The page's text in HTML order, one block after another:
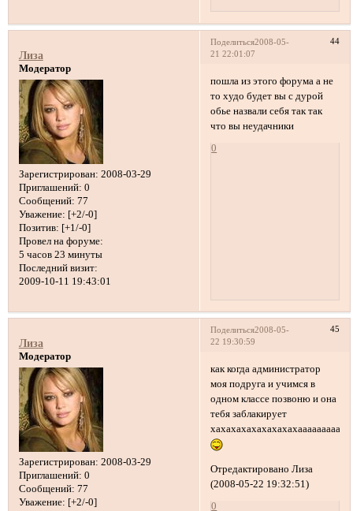
Поделиться 44
2008-05-
21 22:01:07
Лиза
Модератор
Зарегистрирован: 2008-03-29
Приглашений: 0
Сообщений: 77
Уважение: [+2/-0]
Позитив: [+1/-0]
Провел на форуме:
5 часов 23 минуты
Последний визит:
2009-10-11 19:43:01
пошла из этого форума а не
то худо будет вы с дурой
обье назвали себя так так
что вы неудачники
0
Поделиться 45
2008-05-
22 19:30:59
Лиза
Модератор
Зарегистрирован: 2008-03-29
Приглашений: 0
Сообщений: 77
Уважение: [+2/-0]
как когда администратор
моя подруга и учимся в
одном классе позвоню и она
тебя заблакирует
Отредактировано Лиза
(2008-05-22 19:32:51)
0